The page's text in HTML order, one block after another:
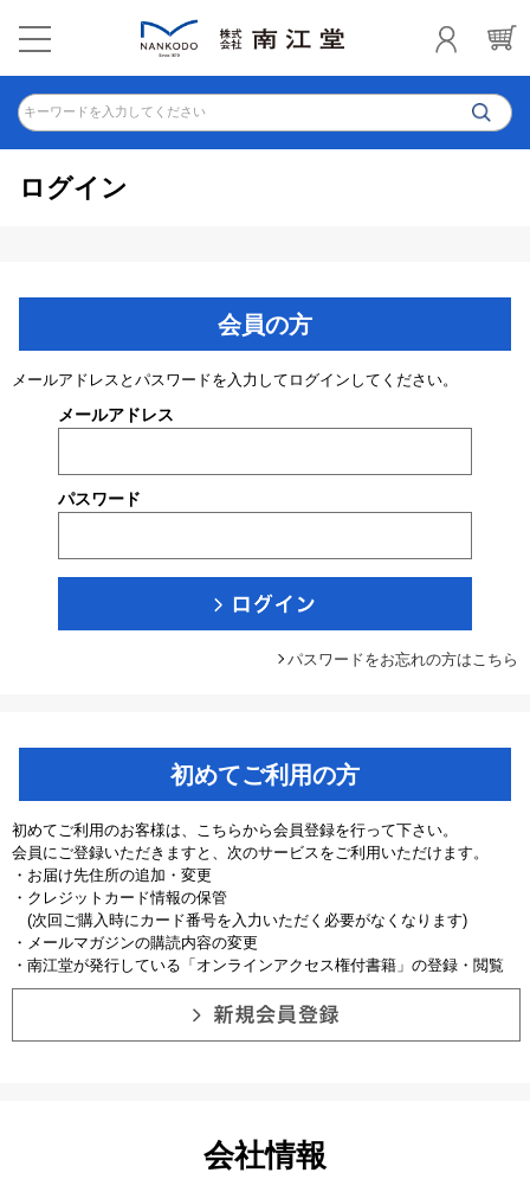
キーワードを入力してください
ログイン
会員の方
メールアドレスとパスワードを入力してログインしてください。
メールアドレス
パスワード
パスワードをお忘れの方はこちら
初めてご利用の方
初めてご利用のお客様は、こちらから会員登録を行って下さい。
会員にご登録いただきますと、次のサービスをご利用いただけます。
・お届け先住所の追加・変更
・クレジットカード情報の保管
(次回ご購入時にカード番号を入力いただく必要がなくなります)
・メールマガジンの購読内容の変更
・南江堂が発行している「オンラインアクセス権付書籍」の登録・閲覧
会社情報